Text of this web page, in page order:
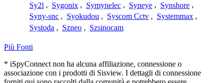
Sy2l , Sygonix , Symynelec , Syneye , Synshore ,
Syny-snc , Syokudou , Syscom Cctv , Systemmax ,
Systoda , Szneo , Szsinocam
Più Fonti
* iSpyConnect non ha alcuna affiliazione, connessione o
associazione con i prodotti di Sisview. I dettagli di connessione